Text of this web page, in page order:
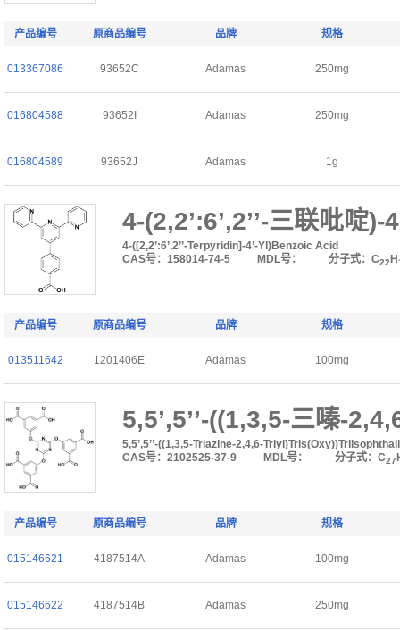
产品编号 原商品编号 品牌 规格
013367086 93652C Adamas 250mg
016804588 93652I Adamas 250mg
016804589 93652J Adamas 1g
4-(2,2’:6’,2’’-三联吡啶)-
4-([2,2’:6’,2’’-Terpyridin]-4’-Yl)Benzoic Acid
CAS号：158014-74-5
MDL号： 分子式：C22 H
产品编号 原商品编号 品牌 规格
013511642 1201406E Adamas 100mg
5,5’,5’’-((1,3,5-三嗪-
5,5’,5’’-((1,3,5-Triazine-2,4,6-
CAS号：2102525-37-9
MDL号： 分子式：C27
产品编号 原商品编号 品牌 规格
015146621 4187514A Adamas 100mg
015146622 4187514B Adamas 250mg